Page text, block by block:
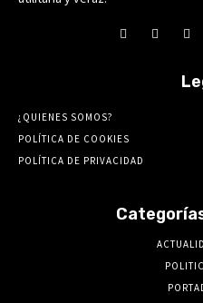
¿QUIENES SOMOS?
POLÍTICA DE COOKIES
POLÍTICA DE PRIVACIDAD